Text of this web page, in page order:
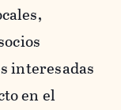
interesadas
en el